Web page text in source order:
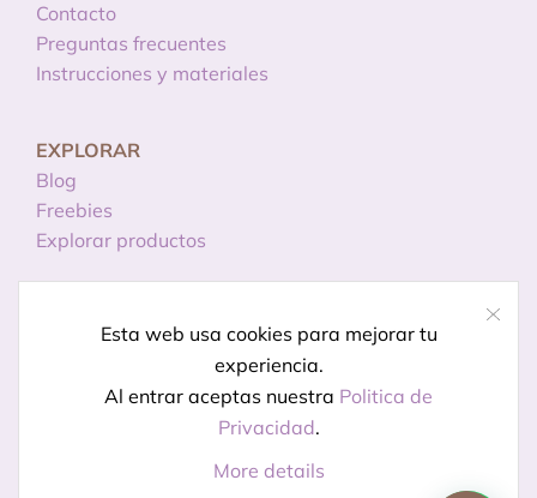
Esta web usa cookies para mejorar tu
experiencia.
Al entrar aceptas nuestra Politica de
Privacidad.
More details
Contacto
Preguntas frecuentes
Instrucciones y materiales
EXPLORAR
Blog
Freebies
Explorar productos
Licencias de uso
Política de privacidad
Aviso legal